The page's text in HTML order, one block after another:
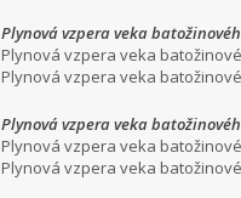
Plynová vzpera veka
Plynová vzpera veka
Plynová vzpera veka
Plynová vzpera veka
Plynová vzpera veka
Plynová vzpera veka